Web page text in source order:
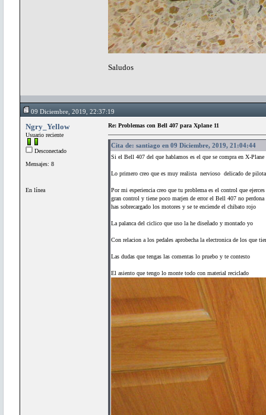
Saludos
09 Diciembre, 2019, 22:37:19
Ngry_Yellow
Usuario reciente
Desconectado
Mensajes: 8
En línea
Re: Problemas con Bell 407 para Xplane 11
Cita de: santiago en 09 Diciembre, 2019, 21:04:44
Si el Bell 407 del que hablamos es el que se compra en X-
Lo primero creo que es muy realista nervioso delicado de
Por mi esperiencia creo que tu problema es el control que
gran control y tiene poco marjen de error el Bell 407 no
has sobrecargado los motores y se te enciende el chibato rojo
La palanca del ciclico que uso la he diseñado y montado yo
Con relacion a los pedales aprobecha la electronica de los que
Las dudas que tengas las comentas lo pruebo y te contesto
El asiento que tengo lo monte todo con material reciclado